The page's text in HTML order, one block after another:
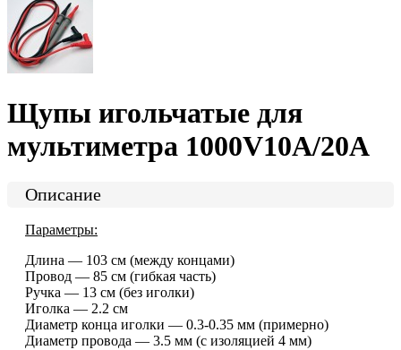
Щупы игольчатые для
мультиметра 1000V10A/20А
Описание
Параметры:
Длина — 103 см (между концами)
Провод — 85 см (гибкая часть)
Ручка — 13 см (без иголки)
Иголка — 2.2 см
Диаметр конца иголки — 0.3-0.35 мм (примерно)
Диаметр провода — 3.5 мм (с изоляцией 4 мм)